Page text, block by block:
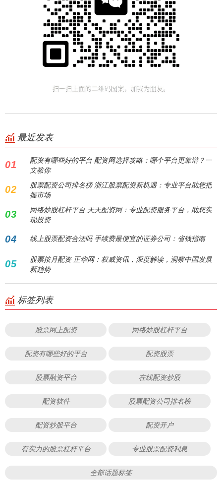
最近发表
01
配资有哪些好的平台 配资网选择攻略：哪个平台更靠谱？一
文教你
02
股票配资公司排名榜 浙江股票配资新机遇：专业平台助您把
握市场
03
网络炒股杠杆平台 天天配资网：专业配资服务平台，助您实
现投资
04 线上股票配资合法吗 手续费最便宜的证券公司：省钱指南
05
股票按月配资 正华网：权威资讯，深度解读，洞察中国发展
新趋势
标签列表
股票网上配资 网络炒股杠杆平台
配资有哪些好的平台 配资股票
股票融资平台 在线配资炒股
配资软件 股票配资公司排名榜
配资炒股平台 配资开户
有实力的股票杠杆平台 专业股票配资利息
全部话题标签